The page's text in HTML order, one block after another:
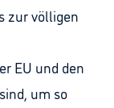
zur völligen
EU und den
um so